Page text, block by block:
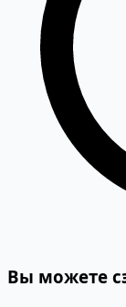
Вы можете